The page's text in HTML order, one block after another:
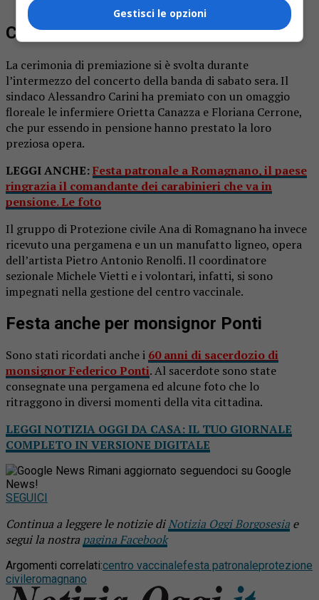
Chi è stato premiato
La cerimonia di premiazione si è svolta durante
l’intermezzo del concerto della banda di sabato sera. Il
sindaco Alessandro Carini ha premiato con un omaggio
floreale le infermiere Orietta Canazza e Floriana Cerrone,
che pur essendo in pensione hanno prestato la loro
preziosa opera.
LEGGI ANCHE:Festa patronale a Romagnano, il paese
ringrazia il comandante dei carabinieri che va in
pensione. Le foto
Il gruppo di Protezione civile Ana di Romagnano ha invece
ricevuto una pergamena e un un manufatto ligneo, opera
dell’artista Pietro Antonio Renolfi. Il coordinatore
sezionale Michele Vietti e i volontari, infatti, si sono
impegnati nella gestione del centro vaccinale.
Festa anche per monsignor Ponti
Sono stati ricordati anche i 60 anni di sacerdozio di
monsignor Federico Ponti. Al sacerdote sono state
consegnate una pergamena ed alcune foto che lo
ritraggono in diversi momenti della vita cittadina.
LEGGI NOTIZIA OGGI DA CASA: IL TUO GIORNALE
COMPLETO IN VERSIONE DIGITALE
Rimani aggiornato seguendoci su Google
News!
SEGUICI
Continua a leggere le notizie diNotizia Oggi Borgosesia e
segui la nostra pagina Facebook
Argomenti correlati:centro vaccinalefesta patronaleprotezione
civileromagnano
Gestisci le opzioni